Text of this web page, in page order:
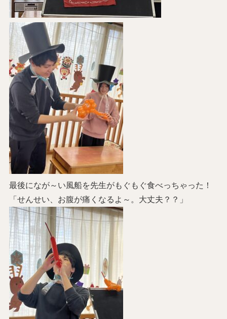
最後になが～い風船を先生がもぐもぐ食べっちゃった！
「せんせい、お腹が痛くなるよ～。大丈夫？？」